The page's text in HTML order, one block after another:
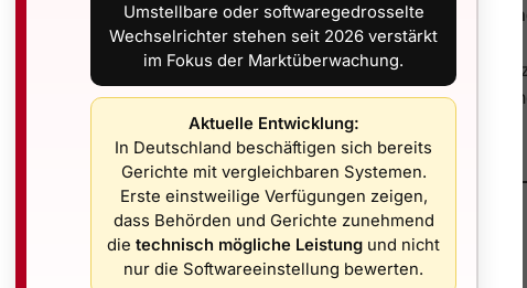
aber mitsteiler/vertikaler Montage + bifazial
– kurzzeitig sehr hohe Momentanleistungenliefern (relativ
Erträge häufigGrundlast + Teile der Abendspitze(mit
hilft
Umstellbare oder softwaregedrosselte
Wechselrichter stehen seit 2026 verstärkt
im Fokus der Marktüberwachung.
Aktuelle Entwicklung:
In Deutschland beschäftigen sich bereits
Gerichte mit vergleichbaren Systemen.
Erste einstweilige Verfügungen zeigen,
dass Behörden und Gerichte zunehmend
die technisch mögliche Leistung und nicht
nur die Softwareeinstellung bewerten.